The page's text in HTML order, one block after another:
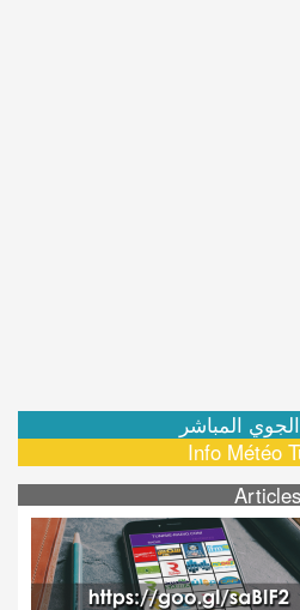
المباشر
Info Météo
Articles